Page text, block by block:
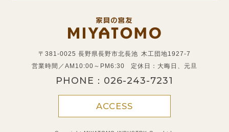
〒381-0025 長野県長野市北長池 木工団地1927-7
営業時間／AM10:00～PM6:30
定休日：大晦日、元旦
PHONE： 026-243-7231
ACCESS